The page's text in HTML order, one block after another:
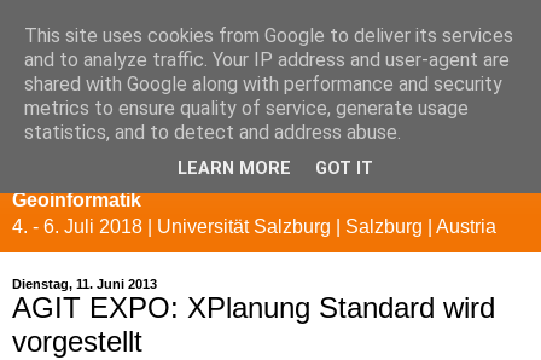
AGIT 2018 - Symposium und EXPO für Angewandte
Geoinformatik
4. - 6. Juli 2018 | Universität Salzburg | Salzburg | Austria
Dienstag, 11. Juni 2013
AGIT EXPO: XPlanung Standard wird
vorgestellt
This site uses cookies from Google to deliver its services
and to analyze traffic. Your IP address and user-agent are
shared with Google along with performance and security
metrics to ensure quality of service, generate usage
statistics, and to detect and address abuse.
LEARN MORE GOT IT